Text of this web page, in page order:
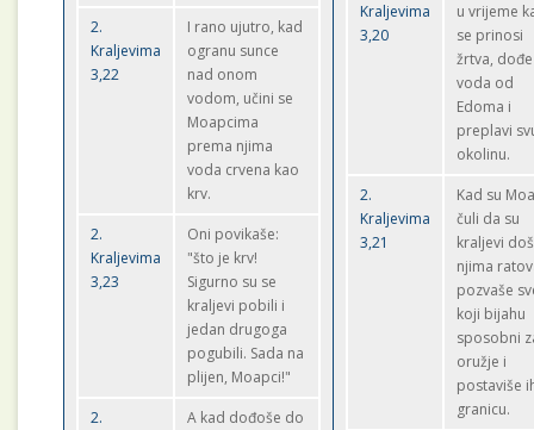
2.
Kraljevima
3,22
I rano ujutro, kad
ogranu sunce
nad onom
vodom, učini se
Moapcima
prema njima
voda crvena kao
krv.
2.
Kraljevima
3,23
Oni povikaše:
"što je krv!
Sigurno su se
kraljevi pobili i
jedan drugoga
pogubili. Sada na
plijen, Moapci!"
2.
A kad dođoše do
Kraljevima
3,20
u vrijeme
se prinosi
žrtva, dođe
voda od
Edoma i
preplavi
okolinu.
2.
Kraljevima
3,21
Kad su
čuli da su
kraljevi
njima
pozvaše
koji bijahu
sposobni
oružje i
postaviše
granicu.